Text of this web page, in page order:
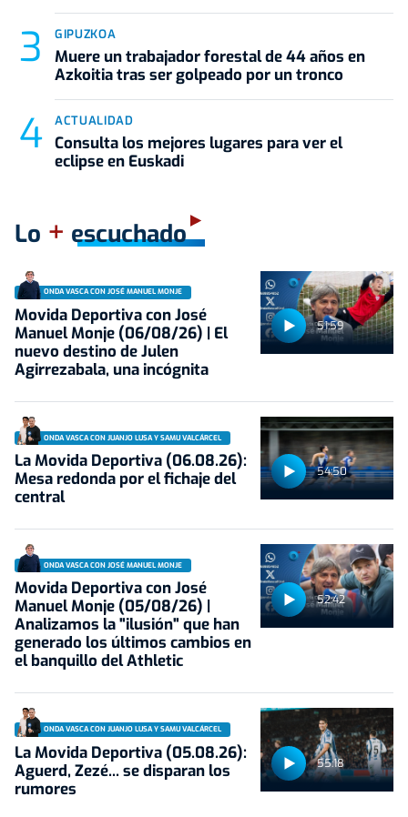
GIPUZKOA
Muere un trabajador forestal de 44 años en
Azkoitia tras ser golpeado por un tronco
ACTUALIDAD
Consulta los mejores lugares para ver el
eclipse en Euskadi
Lo + escuchado
51:59
ONDA VASCA CON JOSÉ MANUEL MONJE
Movida Deportiva con José
Manuel Monje (06/08/26) | El
nuevo destino de Julen
Agirrezabala, una incógnita
54:50
ONDA VASCA CON JUANJO LUSA Y SAMU VALCÁRCEL
La Movida Deportiva (06.08.26):
Mesa redonda por el fichaje del
central
52:42
ONDA VASCA CON JOSÉ MANUEL MONJE
Movida Deportiva con José
Manuel Monje (05/08/26) |
Analizamos la "ilusión" que han
generado los últimos cambios en
el banquillo del Athletic
55:18
ONDA VASCA CON JUANJO LUSA Y SAMU VALCÁRCEL
La Movida Deportiva (05.08.26):
Aguerd, Zezé... se disparan los
rumores